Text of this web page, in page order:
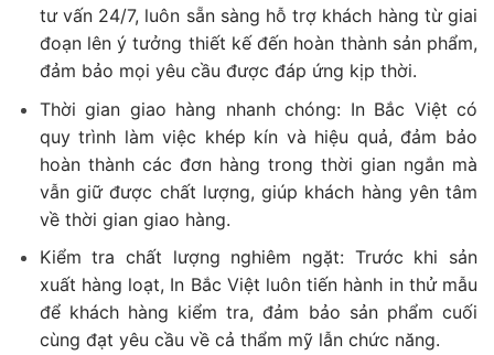
tư vấn 24/7, luôn sẵn sàng hỗ trợ khách hàng từ giai
đoạn lên ý tưởng thiết kế đến hoàn thành sản phẩm,
đảm bảo mọi yêu cầu được đáp ứng kịp thời.
Thời gian giao hàng nhanh chóng: In Bắc Việt có
quy trình làm việc khép kín và hiệu quả, đảm bảo
hoàn thành các đơn hàng trong thời gian ngắn mà
vẫn giữ được chất lượng, giúp khách hàng yên tâm
về thời gian giao hàng.
Kiểm tra chất lượng nghiêm ngặt: Trước khi sản
xuất hàng loạt, In Bắc Việt luôn tiến hành in thử mẫu
để khách hàng kiểm tra, đảm bảo sản phẩm cuối
cùng đạt yêu cầu về cả thẩm mỹ lẫn chức năng.